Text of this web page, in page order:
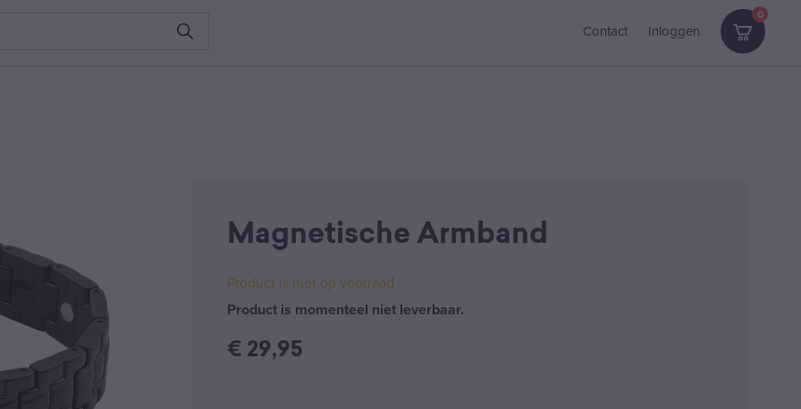
Contact Inloggen
0
Magnetische Armband
Product is niet op voorraad
Product is momenteel niet leverbaar.
€ 29,95